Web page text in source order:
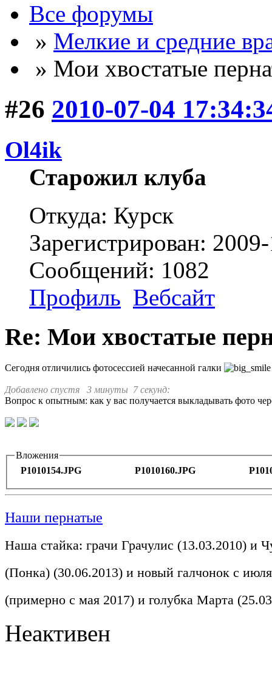
Все форумы
» Мелкие и средние
» Мои хвостатые
#26 2010-07-04
Ol4ik
Старожил клуба
Откуда: Курск
Зарегистрирован:
Сообщений: 1082
Профиль Вебсайт
Re: Мои хвостатые
Сегодня отличились фотосессией начесанной галки
Добавлено спустя 3 минуты 7 секунд:
Вопрос к опытным: как у вас получается выкладывать фото
Вложения
P1010154.JPG
P1010160.JPG
Наши пернатые
Наша стайка: грачи Грачулис (13.03.2010) и
(Понка) (30.06.2013) и новый галчонок с
(примерно с мая 2017) и голубка Марта
Неактивен